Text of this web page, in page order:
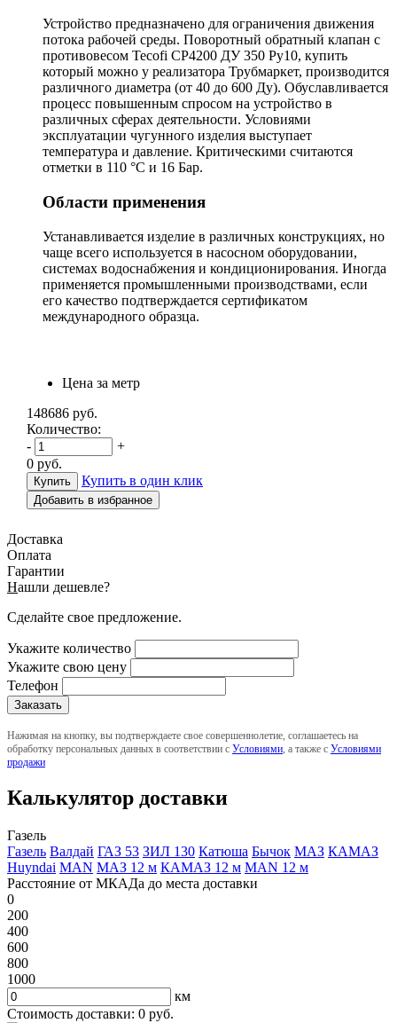
Устройство предназначено для ограничения движения
потока рабочей среды. Поворотный обратный клапан с
противовесом Tecofi CP4200 ДУ 350 Ру10, купить
который можно у реализатора Трубмаркет, производится
различного диаметра (от 40 до 600 Ду). Обуславливается
процесс повышенным спросом на устройство в
различных сферах деятельности. Условиями
эксплуатации чугунного изделия выступает
температура и давление. Критическими считаются
отметки в 110 °С и 16 Бар.
Области применения
Устанавливается изделие в различных конструкциях, но
чаще всего используется в насосном оборудовании,
системах водоснабжения и кондиционирования. Иногда
применяется промышленными производствами, если
его качество подтверждается сертификатом
международного образца.
Цена за метр
148686 руб.
Количество:
-
+
0 руб.
Купить в один клик
Добавить в избранное
Доставка
Оплата
Гарантии
Нашли дешевле?
Сделайте свое предложение.
Укажите количество
Укажите свою цену
Телефон
Нажимая на кнопку, вы подтверждаете свое совершеннолетие, соглашаетесь на
обработку персональных данных в соответствии с Условиями , а также с Условиями
продажи
Калькулятор доставки
Газель
Газель Валдай ГАЗ 53 ЗИЛ 130 Катюша Бычок МАЗ КАМАЗ
Huyndai MAN МАЗ 12 м КАМАЗ 12 м MAN 12 м
Расстояние от МКАДа до места доставки
0
200
400
600
800
1000
км
Стоимость доставки: 0 руб.